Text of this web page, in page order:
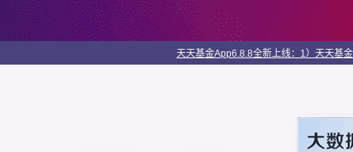
天天基金App6.8.8全新上线：1）天天基